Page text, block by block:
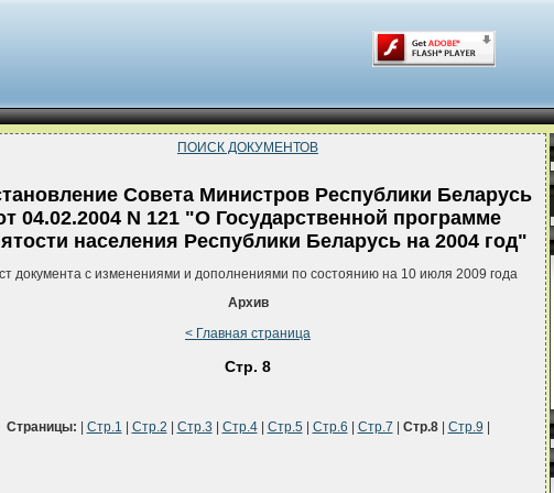
ПОИСК ДОКУМЕНТОВ
Совета Министров Республики Беларусь
04.02.2004 N 121 "О Государственной программе
населения Республики Беларусь на 2004 год"
документа с изменениями и дополнениями по состоянию на 10 июля 2009 года
Архив
< Главная страница
Стр. 8
Страницы: Стр.1 Стр.2 Стр.3 Стр.4| Стр.5| Стр.6 Стр.7 Стр.8| Стр.9